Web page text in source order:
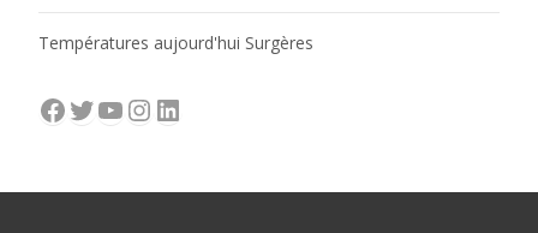
Températures aujourd'hui Surgères
Facebook
Twitter
YouTube
Instagram
LinkedIn